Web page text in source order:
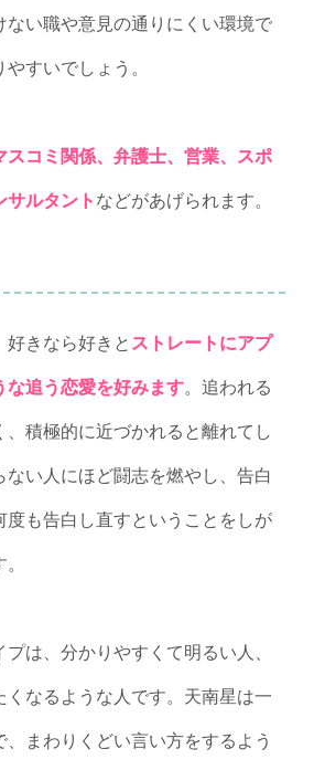
い職や意見の通りにくい環境で
すいでしょう。
スコミ関係、弁護士、営業、スポ
ルタントなどがあげられます。
きなら好きとストレートにアプ
な追う恋愛を好みます。追われる
、積極的に近づかれると離れてし
ない人にほど闘志を燃やし、告白
度も告白し直すということをしが
は、分かりやすくて明るい人、
くなるような人です。天南星は一
まわりくどい言い方をするよう